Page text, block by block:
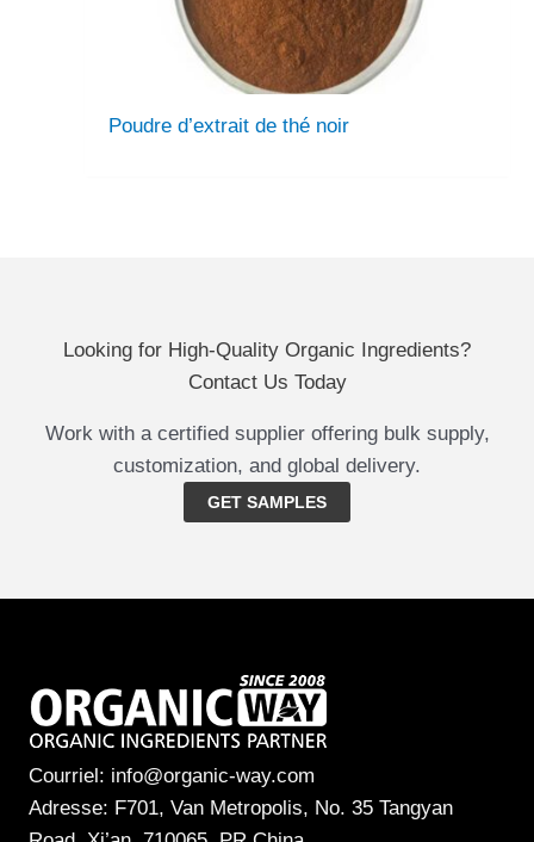
Poudre d’extrait de thé noir
Looking for High-Quality Organic Ingredients?
Contact Us Today
Work with a certified supplier offering bulk supply,
customization, and global delivery.
GET SAMPLES
Courriel: info@organic-way.com
Adresse: F701, Van Metropolis, No. 35 Tangyan